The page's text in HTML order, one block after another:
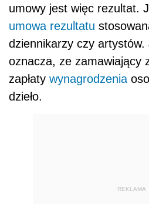
umowy jest więc rezultat.
umowa rezultatu
dziennikarzy czy artystów.
oznacza, ze zamawiający
zapłaty wynagrodzenia
dzieło.
REKLAMA